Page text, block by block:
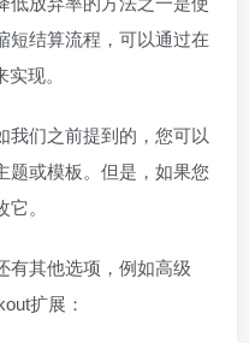
短结算流程，可以通过在
现。
我们之前提到的，您可以
题或模板。但是，如果您
。
有其他选项，例如高级
扩展：